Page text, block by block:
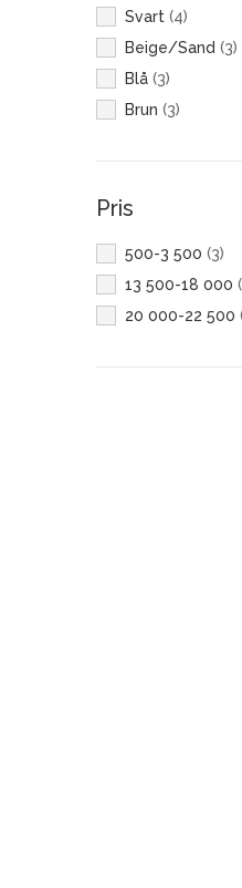
Svart (4)
Beige/Sand (3)
Blå (3)
Brun (3)
Pris
500-3 500 (3)
13 500-18 000 (
20 000-22 500